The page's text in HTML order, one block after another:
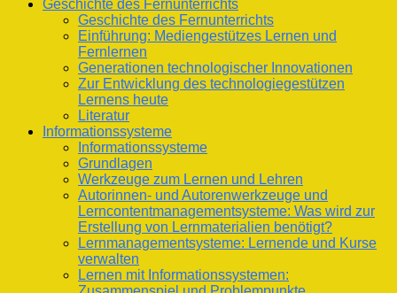
Geschichte des Fernunterrichts
Geschichte des Fernunterrichts
Einführung: Mediengestützes Lernen und
Fernlernen
Generationen technologischer Innovationen
Zur Entwicklung des technologiegestützen
Lernens heute
Literatur
Informationssysteme
Informationssysteme
Grundlagen
Werkzeuge zum Lernen und Lehren
Autorinnen- und Autorenwerkzeuge und
Lerncontentmanagementsysteme: Was wird zur
Erstellung von Lernmaterialien benötigt?
Lernmanagementsysteme: Lernende und Kurse
verwalten
Lernen mit Informationssystemen: